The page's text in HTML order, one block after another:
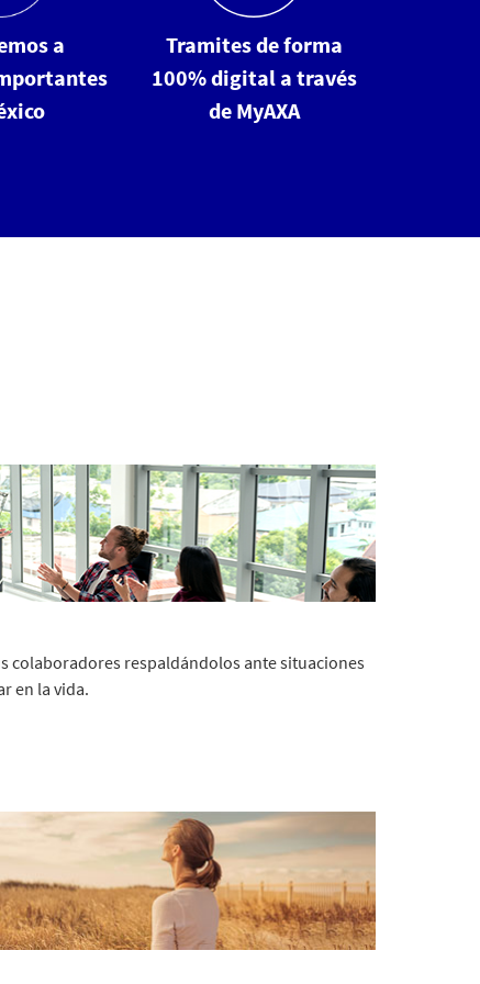
a
Tramites de forma
100% digital a través
de MyAXA
colaboradores respaldándolos ante situaciones
en la vida.